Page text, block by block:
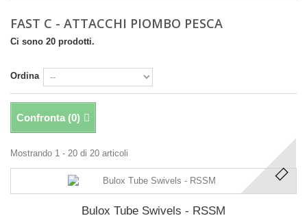
FAST C - ATTACCHI PIOMBO PESCA
Ci sono 20 prodotti.
Ordina
Confronta (0)
Mostrando 1 - 20 di 20 articoli
Bulox Tube Swivels - RSSM